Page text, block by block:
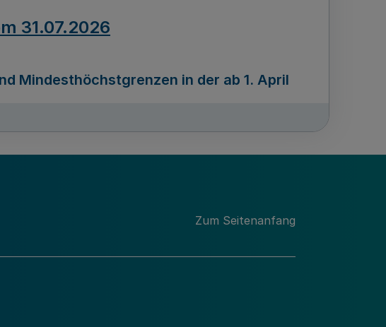
31.07.2026
Mindesthöchstgrenzen in der ab 1. April
Förderprogramms „Mittelstand Innovativ &
Zum Seitenanfang